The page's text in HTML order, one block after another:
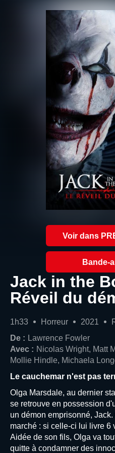
Voir dans
Bande-
Jack in the
Réveil du
1h33 Horreur 2021
De : Lawrence Fowler
Avec : Nicolas Wright, Matt
Mollie Hindle, Michaela
Le cauchemar n'est pas
Olga Marsdale, au dernier
se retrouve en possession
un démon emprisonné,
marché : si celle-ci lui livre 6
Aidée de son fils, Olga va
quitte à condamner des